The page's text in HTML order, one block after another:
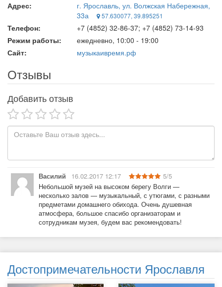
Адрес:
г. Ярославль, ул. Волжская Набережная,
33а
57.630077, 39.895251
Телефон:
+7 (4852) 32-86-37; +7 (4852) 73-14-93
Режим работы:
ежедневно, 10:00 - 19:00
Сайт:
музыкаивремя.рф
Отзывы
Добавить отзыв
Василий 16.02.2017 12:17 5/5
Небольшой музей на высоком берегу Волги —
несколько залов — музыкальный, с утюгами, с разными
предметами домашнего обихода. Очень душевная
атмосфера, большое спасибо организаторам и
сотрудникам музея, будем вас рекомендовать!
Достопримечательности Ярославля